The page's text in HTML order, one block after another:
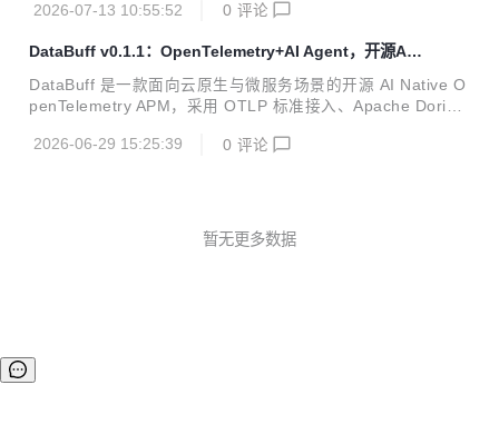
排障能力。项目已在 OSCHINA 软件库收录，软件主页：http
0.1.3。本版聚焦三件事：已有 SkyWalking 生产栈如何一行接
入、安装失败时如何靠运维专家 SSH 恢复、以及业务变慢时
如何把 Trace 证据和主机事实对齐——而不是再写一篇...
2026-07-13 10:55:52 0 评论
DataBuff v0.1.1：OpenTelemetry+AI Agent，开源AP
M终于能排障了
DataBuff 是一款面向云原生与微服务场景的开源 AI Native O
penTelemetry APM，采用 OTLP 标准接入、Apache Doris
排障能力。项目已在 OSCHINA 软件库收录，软件主页：http
果，而不是在 Grafana、Jaeger、日志系统之间手...
2026-06-29 15:25:39 0 评论
暂无更多数据